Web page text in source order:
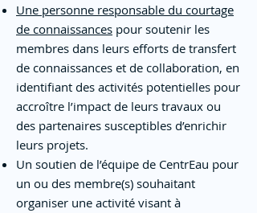
Une personne responsable du courtage
de connaissances pour soutenir les
membres dans leurs efforts de transfert
de connaissances et de collaboration, en
identifiant des activités potentielles pour
accroître l’impact de leurs travaux ou
des partenaires susceptibles d’enrichir
leurs projets.
Un soutien de l’équipe de CentrEau pour
un ou des membre(s) souhaitant
organiser une activité visant à